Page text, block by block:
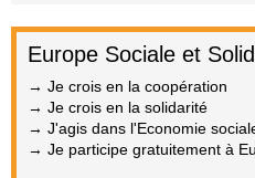
Europe Sociale et
→ Je crois en la coopération
→ Je crois en la solidarité
→ J'agis dans l'Economie
→ Je participe gratuitement à